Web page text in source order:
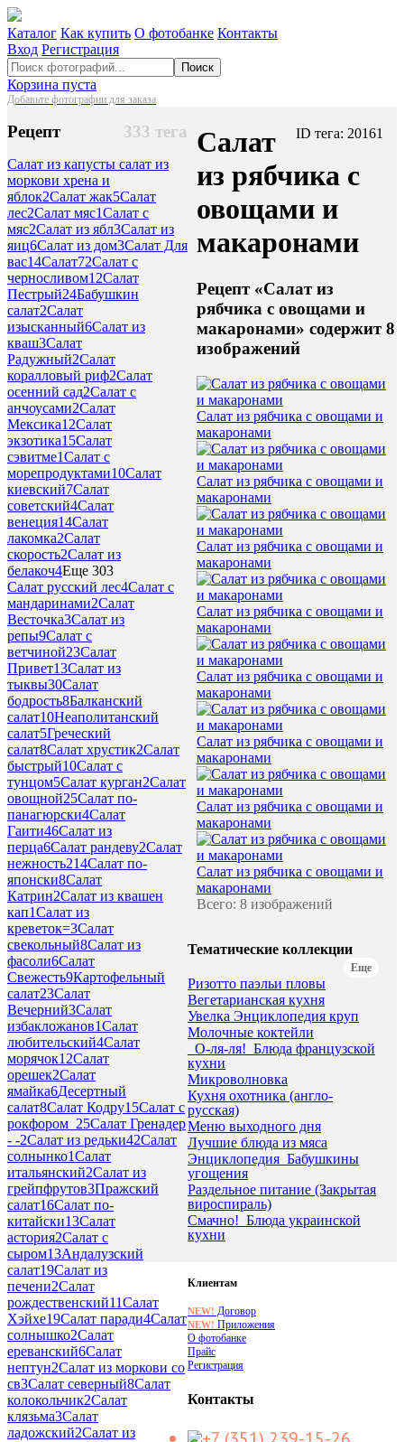
Каталог Как купить О фотобанке Контакты
Вход Регистрация
Поиск
Корзина пуста
Добавьте фотографии для заказа
333 тега
Рецепт
Салат из капусты салат из
моркови хрена и
яблок2Салат жак5Салат
лес2Салат мяс1Салат с
мяс2Салат из ябл3Салат из
яиц6Салат из дом3Салат Для
вас14Салат72Салат с
черносливом12Салат
Пестрый24Бабушкин
салат2Салат
изысканный6Салат из
кваш3Салат
Радужный2Салат
коралловый риф2Салат
осенний сад2Салат с
анчоусами2Салат
Мексика12Салат
экзотика15Салат
сэвитме1Салат с
морепродуктами10Салат
киевский7Салат
советский4Салат
венеция14Салат
лакомка2Салат
скорость2Салат из
белакоч4Еще 303
Салат русский лес4Салат с
мандаринами2Салат
Весточка3Салат из
репы9Салат с
ветчиной23Салат
Привет13Салат из
тыквы30Салат
бодрость8Балканский
салат10Неаполитанский
салат5Греческий
салат8Салат хрустик2Салат
быстрый10Салат с
тунцом5Салат курган2Салат
овощной25Салат по-
панагюрски4Салат
Гаити46Салат из
перца6Салат рандеву2Салат
нежность214Салат по-
японски8Салат
Катрин2Салат из квашен
кап1Салат из
креветок=3Салат
свекольный8Салат из
фасоли6Салат
Свежесть9Картофельный
салат23Салат
Вечерний3Салат
избакложанов1Салат
любительский4Салат
морячок12Салат
орешек2Салат
ямайка6Десертный
салат8Салат Кодру15Салат с
рокфором_25Салат Гренадер
- -2Салат из редьки42Салат
солнынко1Салат
итальянский2Салат из
грейпфрутов3Пражский
салат16Салат по-
китайски13Салат
астория2Салат с
сыром13Андалузский
салат19Салат из
печени2Салат
рождественский11Салат
Хэйхе19Салат паради4Салат
солнышко2Салат
ереванский6Салат
нептун2Салат из моркови со
св3Салат северный8Салат
колокольчик2Салат
клязьма3Салат
ладожский2Салат из
ID тега: 20161
Салат
из рябчика с
овощами и
макаронами
Рецепт «Салат из
рябчика с овощами и
макаронами» содержит 8
изображений
Салат из рябчика с овощами и
макаронами
Салат из рябчика с овощами и
макаронами
Салат из рябчика с овощами и
макаронами
Салат из рябчика с овощами и
макаронами
Салат из рябчика с овощами и
макаронами
Салат из рябчика с овощами и
макаронами
Салат из рябчика с овощами и
макаронами
Салат из рябчика с овощами и
макаронами
Всего: 8 изображений
Тематические коллекции
Еще
Ризотто паэльи пловы
Вегетарианская кухня
Увелка Энциклопедия круп
Молочные коктейли
_О-ля-ля!_Блюда французской
кухни
Микроволновка
Кухня охотника (англо-
русская)
Меню выходного дня
Лучшие блюда из мяса
Энциклопедия_Бабушкины
угощения
Раздельное питание (Закрытая
вироспираль)
Смачно!_Блюда украинской
кухни
Клиентам
NEW! Договор
NEW! Приложения
О фотобанке
Прайс
Регистрация
Контакты